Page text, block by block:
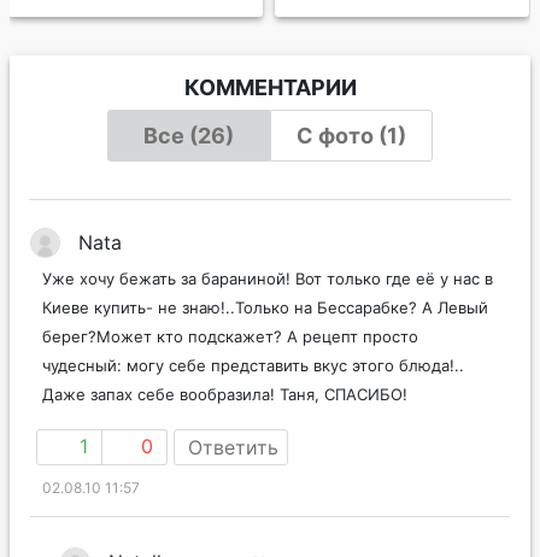
КОММЕНТАРИИ
Все (26)
С фото (1)
Nata
Уже хочу бежать за бараниной! Вот только где её у нас в
Киеве купить- не знаю!..Только на Бессарабке? А Левый
берег?Может кто подскажет? А рецепт просто
чудесный: могу себе представить вкус этого блюда!..
Даже запах себе вообразила! Таня, СПАСИБО!
1 0 Ответить
02.08.10 11:57